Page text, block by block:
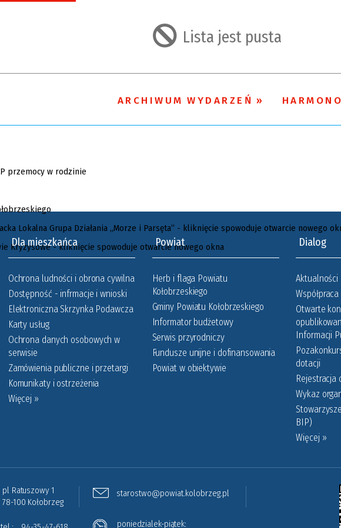
Lista jest pusta
ARCHIWUM WYDARZEŃ
Dla mieszkańca
Ochrona ludności i obrona cywilna
Dostępność - infrmacje i wnioski
Elektroniczna Skrzynka Podawcza
Karty usług
Ochrona danych osobowych w
serwisie
Zamówienia publiczne i przetargi
Komunikaty i ostrzeżenia
Więcej »
Powiat
Herb i flaga Powiatu
Kołobrzeskiego
Gminy Powiatu Kołobrzeskiego
Informator budżetowy
Serwis przyrodniczy
Fundusze unijne i dofinansowania
Powiat w obiektywie
Dialog
Aktualności
Współpraca
Otwarte
Informacji
dotacji
Rejestracja
Wykaz
BIP)
Więcej »
pl Ratuszowy 1
78-100 Kołobrzeg
starostwo@powiat.kolobrzeg.pl
poniedzialek-piątek: